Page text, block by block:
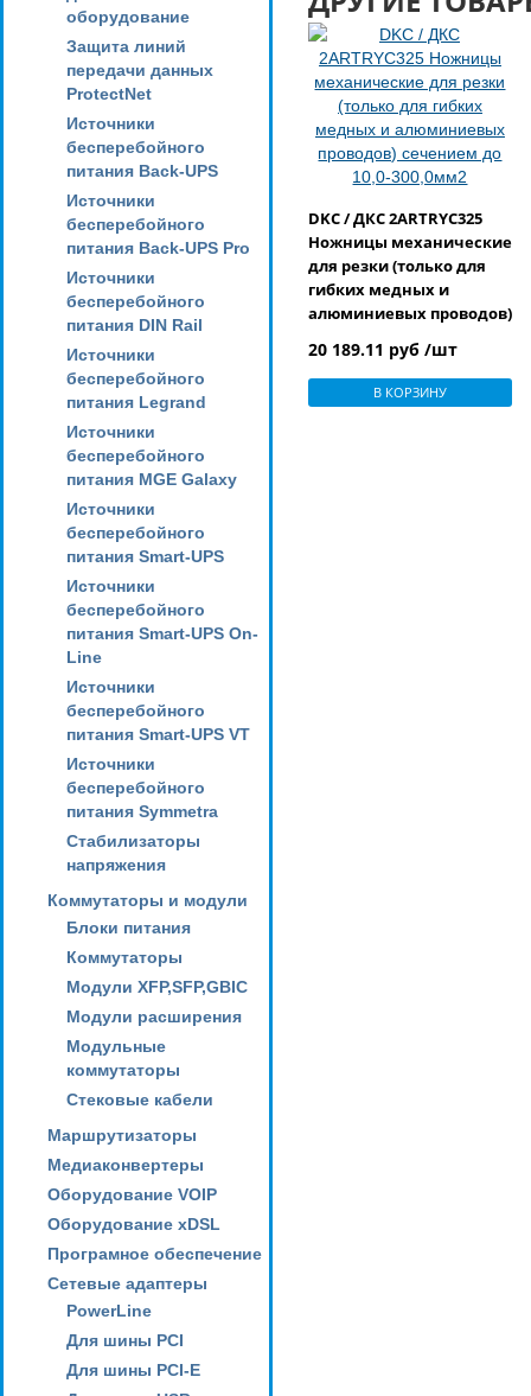
оборудование
Защита линий
передачи данных
ProtectNet
Источники
бесперебойного
питания Back-UPS
Источники
бесперебойного
питания Back-UPS Pro
Источники
бесперебойного
питания DIN Rail
Источники
бесперебойного
питания Legrand
Источники
бесперебойного
питания MGE Galaxy
Источники
бесперебойного
питания Smart-UPS
Источники
бесперебойного
питания Smart-UPS On-
Line
Источники
бесперебойного
питания Smart-UPS VT
Источники
бесперебойного
питания Symmetra
Стабилизаторы
напряжения
Коммутаторы и модули
Блоки питания
Коммутаторы
Модули XFP,SFP,GBIC
Модули расширения
Модульные
коммутаторы
Стековые кабели
Маршрутизаторы
Медиаконвертеры
Оборудование VOIP
Оборудование xDSL
Програмное обеспечение
Сетевые адаптеры
PowerLine
Для шины PCI
Для шины PCI-E
DKC / ДКС 2ARTRYC325
Ножницы механические
для резки (только для
гибких медных и
алюминиевых проводов)
300,0мм2
20 189.11 руб /шт
В КОРЗИНУ